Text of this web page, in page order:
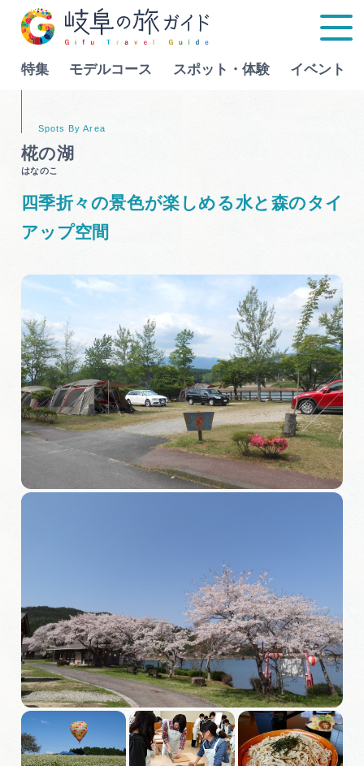
特集 モデルコース スポット・体験 イベント
モデルコース
スポット・体験
グルメ
旅の予約
アクセス
インフォメーション
買い物・お土産
体験予約サイト「ＶＩＳＩＴ岐阜県」
岐阜県アウトドア観光キャンペーン
岐阜県まるごと観光エリアガイド
Language
行きたいリストを見る
椛の湖
はなのこ
四季折々の景色が楽しめる水と森のタイ
アップ空間